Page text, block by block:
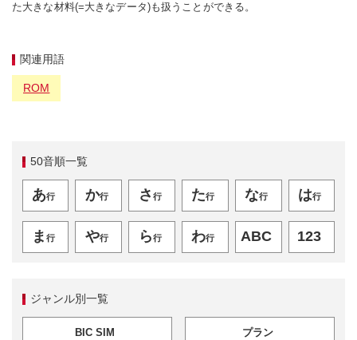
た大きな材料(=大きなデータ)も扱うことができる。
関連用語
ROM
50音順一覧
あ行 か行 さ 行 た行 な行 は行
ま 行 や行 ら行 わ行 ABC 123
ジャンル別一覧
BIC SIM プラン